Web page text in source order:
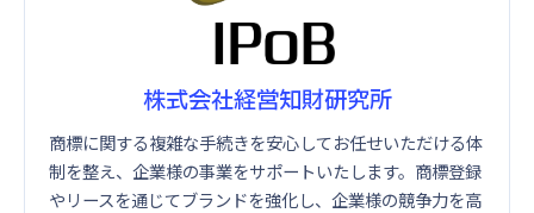
株式会社経営知財研究所
商標に関する複雑な手続きを安心してお任せいただける体
制を整え、企業様の事業をサポートいたします。商標登録
やリースを通じてブランドを強化し、企業様の競争力を高